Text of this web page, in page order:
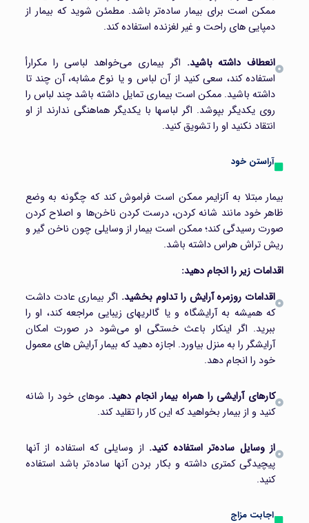
ممکن است برای بیمار ساده‌تر باشد. مطمئن شوید که بیمار از
دمپایی های راحت و غیر لغزنده استفاده کند.
انعطاف داشته باشید. اگر بیماری می‌خواهد لباسی را مکرارأ
استفاده کند، سعی کنید از آن لباس و یا نوع مشابه، آن چند تا
داشته باشید. ممکن است بیماری تمایل داشته باشد چند لباس را
روی یکدیگر بپوشد. اگر لباسها با یکدیگر هماهنگی ندارند از او
انتقاد نکنید او را تشویق کنید.
آراستن خود
بیمار مبتلا به آلزایمر ممکن است فراموش کند که چگونه به وضع
ظاهر خود مانند شانه کردن، درست کردن ناخن‌ها و اصلاح کردن
صورت رسیدگی کند؛ ممکن است بیمار از وسایلی چون ناخن گیر و
ریش تراش هراس داشته باشد.
اقدامات زیر را انجام دهید:
اقدامات روزمره آرایش را تداوم بخشید. اگر بیماری عادت داشت
که همیشه به آرایشگاه و یا گالریهای زیبایی مراجعه کند، او را
ببرید. اگر اینکار باعث خستگی او می‌شود در صورت امکان
آرایشگر را به منزل بیاورد. اجازه دهید که بیمار آرایش های معمول
خود را انجام دهد.
کارهای آرایشی را همراه بیمار انجام دهید. موهای خود را شانه
کنید و از بیمار بخواهید که این کار را تقلید کند.
از وسایل ساده‌تر استفاده کنید. از وسایلی که استفاده از آنها
پیچیدگی کمتری داشته و بکار بردن آنها ساده‌تر باشد استفاده
کنید.
اجابت مزاج